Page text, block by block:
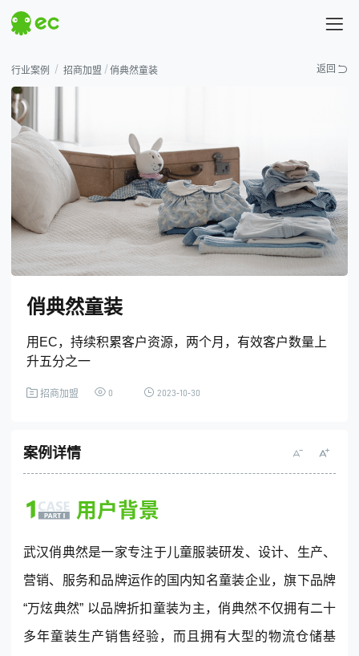
全国统一客服热线
4001-365-665
© 2013-2023 www.digrow.com All Rights Reserved
热门搜索 # 汇营销 # 易企查
行业案例 招商加盟 俏典然童装 返回
俏典然童装
用EC，持续积累客户资源，两个月，有效客户数量上
升五分之一
招商加盟 0 2023-10-30
案例详情
武汉俏典然是一家专注于儿童服装研发、设计、生产、
营销、服务和品牌运作的国内知名童装企业，旗下品牌
“万炫典然” 以品牌折扣童装为主，俏典然不仅拥有二十
多年童装生产销售经验，而且拥有大型的物流仓储基